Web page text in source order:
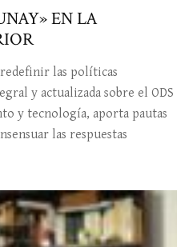
EN LA
redefinir las políticas
y actualizada sobre el ODS
y tecnología, aporta pautas
las respuestas